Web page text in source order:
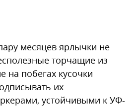
месяцев ярлычки не
торчащие из
на побегах кусочки
их
устойчивыми к УФ-